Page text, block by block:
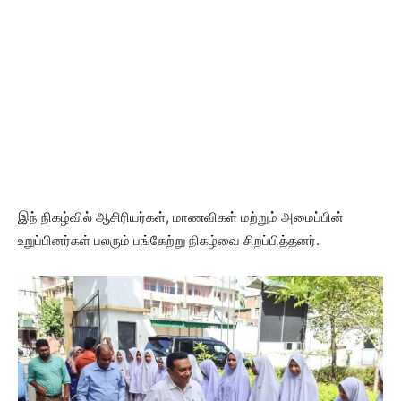
இந் நிகழ்வில் ஆசிரியர்கள், மாணவிகள் மற்றும் அமைப்பின்
உறுப்பினர்கள் பலரும் பங்கேற்று நிகழ்வை சிறப்பித்தனர்.